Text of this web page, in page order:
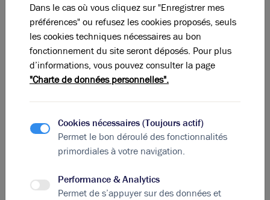
Les contenus pertinents pour votreprojet
immobilier
Tout connaître sur le marché de
l’immobilier d’entreprise
Dans le cas où vous cliquez sur "Enregistrer mes
préférences" ou refusez les cookies proposés, seuls
les cookies techniques nécessaires au bon
fonctionnement du site seront déposés. Pour plus
d’informations, vous pouvez consulter la page
"Charte de données personnelles".
Cookies nécessaires (Toujours actif)
Permet le bon déroulé des fonctionnalités
primordiales à votre navigation.
Performance & Analytics
Permet de s’appuyer sur des données et